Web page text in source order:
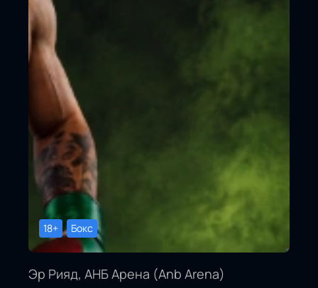
18+ Бокс
Эр Рияд, АНБ Арена (Anb Arena)